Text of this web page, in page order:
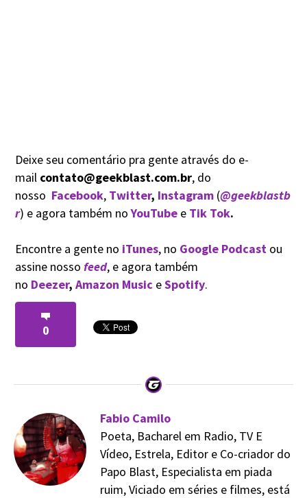
Deixe seu comentário pra gente através do e-
mail contato@geekblast.com.br, do
nosso Facebook, Twitter, Instagram (@geekblastb
r) e agora também noYouTube e Tik Tok.
Encontre a gente no iTunes, no Google Podcast ou
assine nosso feed, e agora também
no Deezer,Amazon Music eSpotify.
0
Fabio Camilo
Poeta, Bacharel em Radio, TV E
Vídeo, Estrela, Editor e Co-criador do
Papo Blast, Especialista em piada
ruim, Viciado em séries e filmes, está